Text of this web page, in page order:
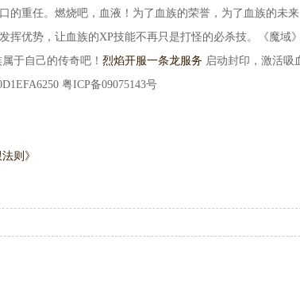
的重任。燃烧吧，血液！为了血族的荣誉，为了血族的未
挥优势，让血族的XP技能不再只是打怪的必杀技。《魔域
于自己的传奇吧！ 烈焰开服一条龙服务 启动封印，激活吸
粤ICP备09075143号
则》